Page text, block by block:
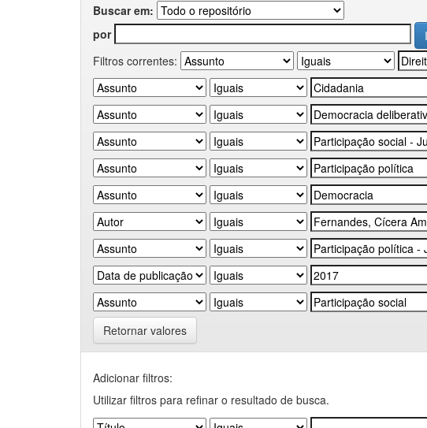
Buscar em:
por
Filtros correntes:
Retornar valores
Adicionar filtros:
Utilizar filtros para refinar o resultado de busca.